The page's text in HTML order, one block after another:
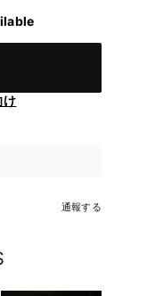
け
通報する